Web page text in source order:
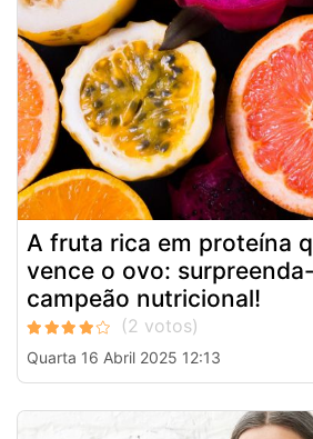
A fruta rica em proteína
vence o ovo:
campeão nutricional!
Quarta 16 Abril 2025 12:13